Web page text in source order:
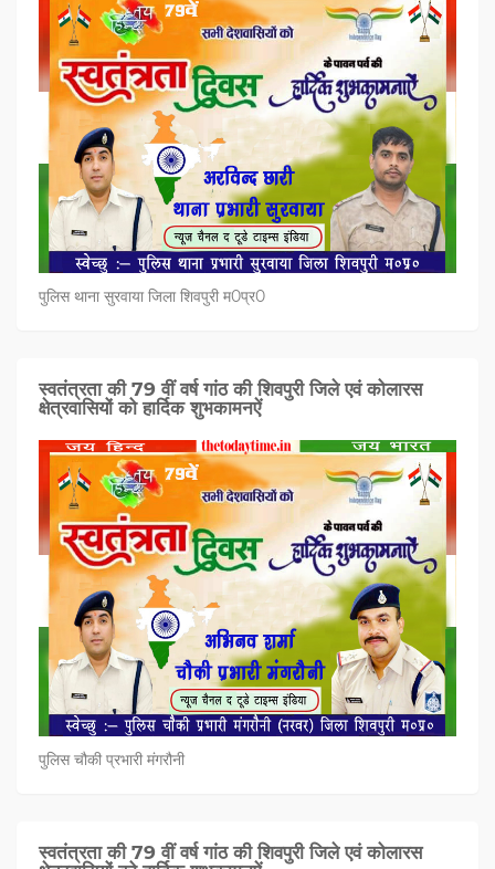
पुलिस थाना सुरवाया जिला शिवपुरी म0प्र0
स्वतंत्रता की 79 वीं वर्ष गांठ की शिवपुरी जिले एवं कोलारस
क्षेत्रवासियों को हार्दिक शुभकामनऐं
पुलिस चौकी प्रभारी मंगरौनी
स्वतंत्रता की 79 वीं वर्ष गांठ की शिवपुरी जिले एवं कोलारस